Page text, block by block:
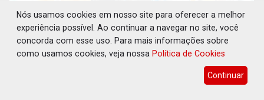
TEMAS SOCIOAMBIENTAIS: Em Itapuã do
Oeste, CINEMAZÔNIA leva cinema
amazônico a estudantes na escola
Nós usamos cookies em nosso site para oferecer a melhor
experiência possível. Ao continuar a navegar no site, você
concorda com esse uso. Para mais informações sobre
como usamos cookies, veja nossa Política de Cookies
Continuar